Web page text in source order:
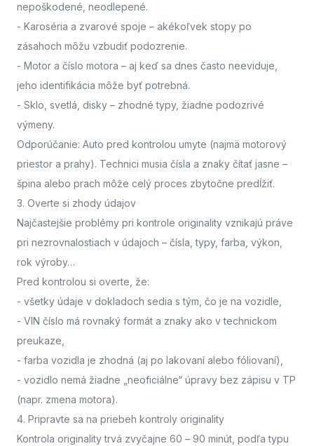
nepoškodené, neodlepené.
- Karoséria a zvarové spoje – akékoľvek stopy po
zásahoch môžu vzbudiť podozrenie.
- Motor a číslo motora – aj keď sa dnes často neeviduje,
jeho identifikácia môže byť potrebná.
- Sklo, svetlá, disky – zhodné typy, žiadne podozrivé
výmeny.
Odporúčanie: Auto pred kontrolou umyte (najmä motorový
priestor a prahy). Technici musia čísla a znaky čítať jasne –
špina alebo prach môže celý proces zbytočne predĺžiť.
3. Overte si zhody údajov
Najčastejšie problémy pri kontrole originality vznikajú práve
pri nezrovnalostiach v údajoch – čísla, typy, farba, výkon,
rok výroby…
Pred kontrolou si overte, že:
- všetky údaje v dokladoch sedia s tým, čo je na vozidle,
- VIN číslo má rovnaký formát a znaky ako v technickom
preukaze,
- farba vozidla je zhodná (aj po lakovaní alebo fóliovaní),
- vozidlo nemá žiadne „neoficiálne“ úpravy bez zápisu v TP
(napr. zmena motora).
4. Pripravte sa na priebeh kontroly originality
Kontrola originality trvá zvyčajne 60 – 90 minút , podľa typu